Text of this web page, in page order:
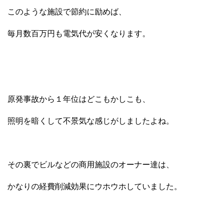
このような施設で節約に励めば、
毎月数百万円も電気代が安くなります。
原発事故から１年位はどこもかしこも、
照明を暗くして不景気な感じがしましたよね。
その裏でビルなどの商用施設のオーナー達は、
かなりの経費削減効果にウホウホしていました。